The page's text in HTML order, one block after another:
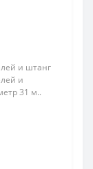
и штанг
и
31 м..